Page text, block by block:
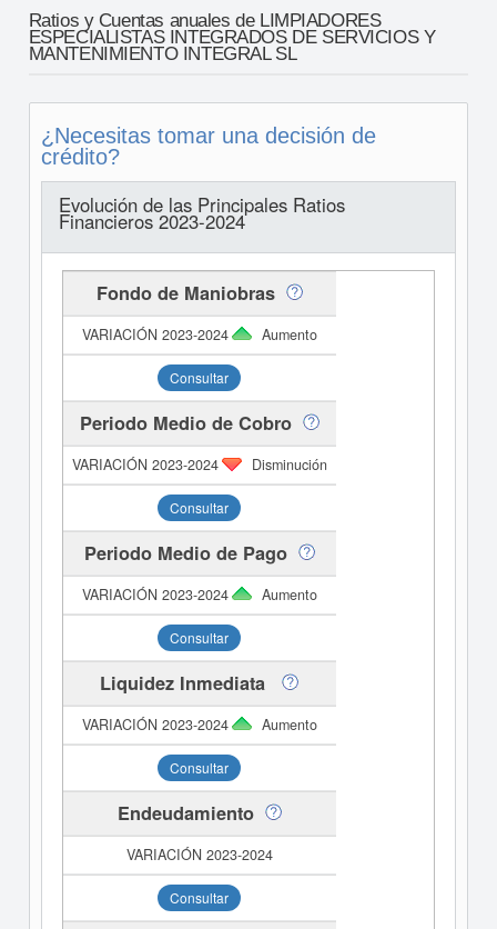
Ratios y Cuentas anuales de LIMPIADORES
ESPECIALISTAS INTEGRADOS DE SERVICIOS Y
MANTENIMIENTO INTEGRAL SL
¿Necesitas tomar una decisión de
crédito?
Evolución de las Principales Ratios
Financieros 2023-2024
Fondo de Maniobras
Aumento
Consultar
Periodo Medio de Cobro
Disminución
Consultar
Periodo Medio de Pago
Aumento
Consultar
Liquidez Inmediata
Aumento
Consultar
Endeudamiento
Consultar